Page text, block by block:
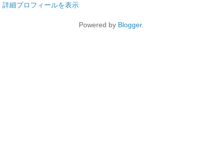
詳細プロフィールを表示
Powered by Blogger.